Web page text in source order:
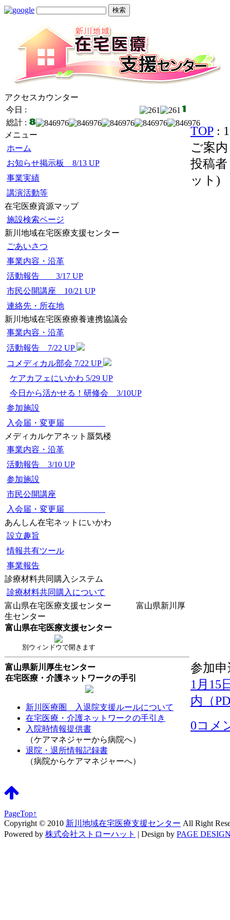
アクセスカウンター
今日 :
総計 :
メニュー
ホーム
お知らせ掲示板 8/13 UP
事業実績
講演活動等
在宅医療資源マップ
施設検索ページ
新川地域在宅医療支援センター
ごあいさつ
事業内容・沿革
活動報告 3/17 UP
市民公開講座 10/21 UP
連絡先・所在地
新川地域在宅医療療養連携協議会
事業内容・沿革
活動報告 7/22 UP
コメディカル部会 7/22 UP
ケアカフェにいかわ 5/29 UP
今日から活かせる！研修会 3/10UP
参加施設
入会届・変更届
メディカルケアネット蜃気楼
事業内容・沿革
活動報告 3/10 UP
参加施設
市民公開講座
入会届・変更届
あんしん在宅ネットにいかわ
設立趣旨
情報共有ツール
事業報告
診療材料共同購入システム
診療材料共同購入について
富山県在宅医療支援センター 富山県新川厚
生センター
富山県在宅医療支援センター
別ウィンドウで開きます
富山県新川厚生センター
在宅医療・介護ネットワークの手引
新川医療圏 入退院支援ルールについて
在宅医療・介護ネットワークの手引き
入院時情報提供書
（ケアマネジャーから病院へ）
退院・退所情報記録書
（病院からケアマネジャーへ）
TOP :
ご案内
投稿
ット )
参加
1月15
内（
0コメ
PageTop↑
Copyright © 2010 新川地域在宅医療支援センター All Right
Powered by 株式会社ストローハット | Design by PAGE